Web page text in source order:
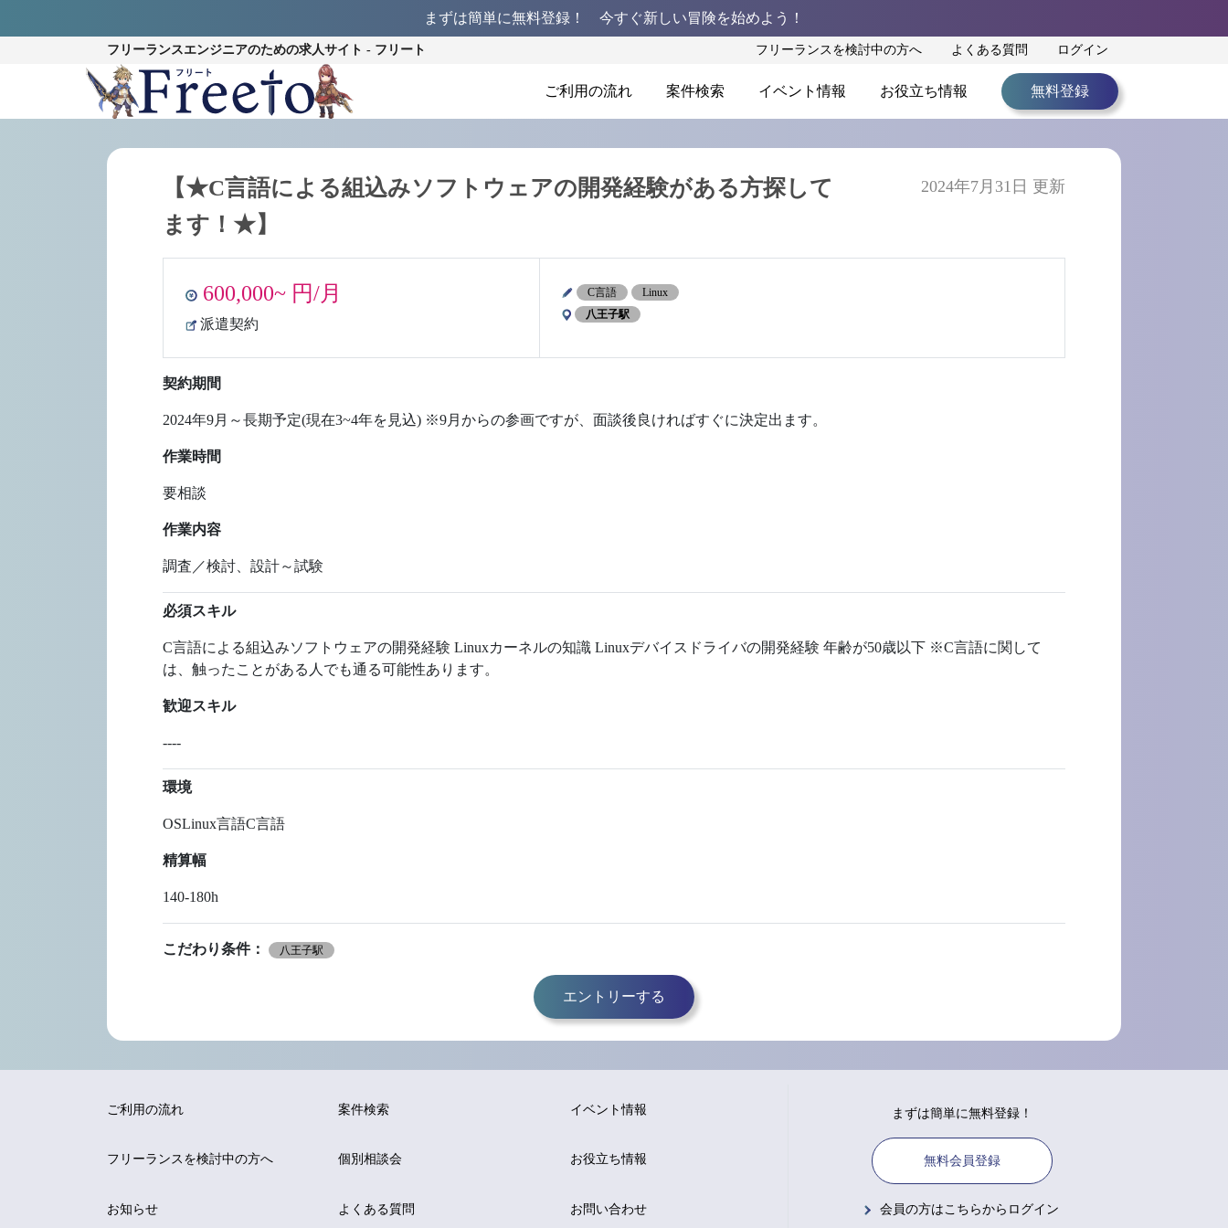
まずは簡単に無料登録！ 今すぐ新しい冒険を始めよう！
フリーランスエンジニアのための求人サイト - フリート フリーランスを検討中の方へ よくある質問 ログイン
ご利用の流れ 案件検索 イベント情報 お役立ち情報 無料登録
【★C言語による組込みソフトウェアの開発経験がある方探して
ます！★】
2024年7月31日 更新
600,000~ 円/月
派遣契約
C言語
Linux
八王子駅
契約期間
2024年9月～長期予定(現在3~4年を見込) ※9月からの参画ですが、面談後良ければすぐに決定出ます。
作業時間
要相談
作業内容
調査／検討、設計～試験
必須スキル
C言語による組込みソフトウェアの開発経験 Linuxカーネルの知識 Linuxデバイスドライバの開発経験 年齢が50歳以下 ※C言語に関して
は、触ったことがある人でも通る可能性あります。
歓迎スキル
----
環境
OSLinux言語C言語
精算幅
140-180h
こだわり条件： 八王子駅
エントリーする
ご利用の流れ 案件検索 イベント情報
フリーランスを検討中の方へ 個別相談会 お役立ち情報
お知らせ よくある質問 お問い合わせ
まずは簡単に無料登録！
無料会員登録
会員の方はこちらからログイン